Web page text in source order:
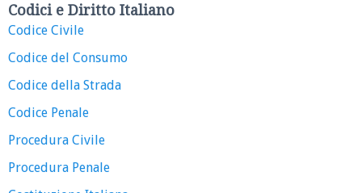
Codici e Diritto Italiano
Codice Civile
Codice del Consumo
Codice della Strada
Codice Penale
Procedura Civile
Procedura Penale